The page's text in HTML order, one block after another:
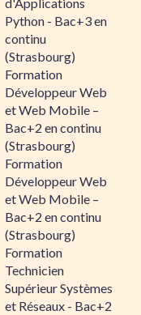
Python - Bac+3 en
continu
(Strasbourg)
Formation
Développeur Web
et Web Mobile –
Bac+2 en continu
(Strasbourg)
Formation
Développeur Web
et Web Mobile –
Bac+2 en continu
(Strasbourg)
Formation
Technicien
Supérieur Systèmes
et Réseaux - Bac+2